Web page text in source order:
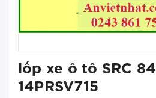
lốp xe ô tô SRC
14PRSV715